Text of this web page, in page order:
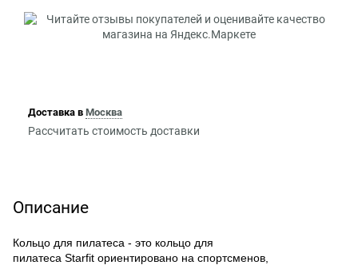
Доставка в Москва
Рассчитать стоимость доставки
Описание
Кольцо для пилатеса - это кольцо для
пилатеса Starfit ориентировано на спортсменов,